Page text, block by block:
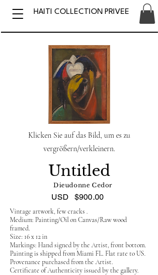
HAITI COLLECTION PRIVEE
Klicken Sie auf das Bild, um es zu
vergrößern/verkleinern.
Untitled
Dieudonne Cedor
USD $900.00
Vintage artwork, few cracks .
Medium: Painting/Oil on Canvas/Raw wood
framed.
Size: 16 x 12 in
Markings: Hand signed by the Artist, front bottom.
Painting is shipped from Miami FL. Flat rate to US.
Provenance purchased from the Artist.
Certificate of Authenticity issued by the gallery.